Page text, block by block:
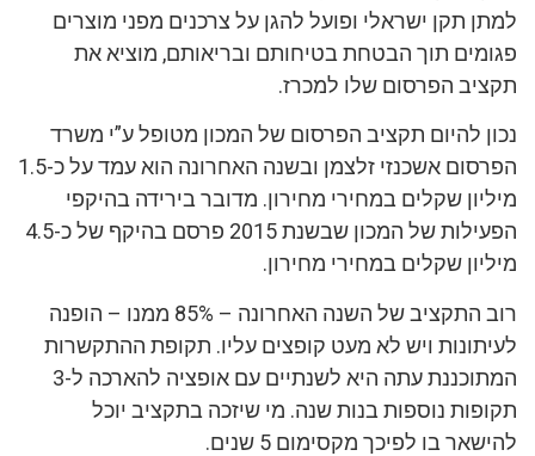
למתן תקן ישראלי ופועל להגן על צרכנים מפני מוצרים
פגומים תוך הבטחת בטיחותם ובריאותם, מוציא את
תקציב הפרסום שלו למכרז.
נכון להיום תקציב הפרסום של המכון מטופל ע”י משרד
הפרסום אשכנזי זלצמן ובשנה האחרונה הוא עמד על כ-1.5
מיליון שקלים במחירי מחירון. מדובר בירידה בהיקפי
הפעילות של המכון שבשנת 2015 פרסם בהיקף של כ-4.5
מיליון שקלים במחירי מחירון.
רוב התקציב של השנה האחרונה – 85% ממנו – הופנה
לעיתונות ויש לא מעט קופצים עליו. תקופת ההתקשרות
המתוכננת עתה היא לשנתיים עם אופציה להארכה ל-3
תקופות נוספות בנות שנה. מי שיזכה בתקציב יוכל
להישאר בו לפיכך מקסימום 5 שנים.